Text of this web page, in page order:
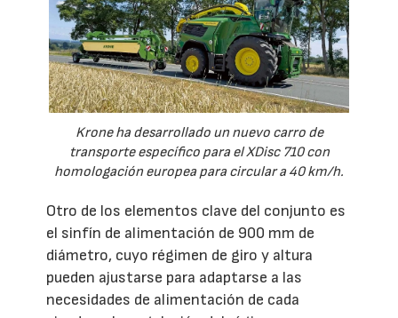
Krone ha desarrollado un nuevo carro de
transporte específico para el XDisc 710 con
homologación europea para circular a 40 km/h.
Otro de los elementos clave del conjunto es
el sinfín de alimentación de 900 mm de
diámetro, cuyo régimen de giro y altura
pueden ajustarse para adaptarse a las
necesidades de alimentación de cada